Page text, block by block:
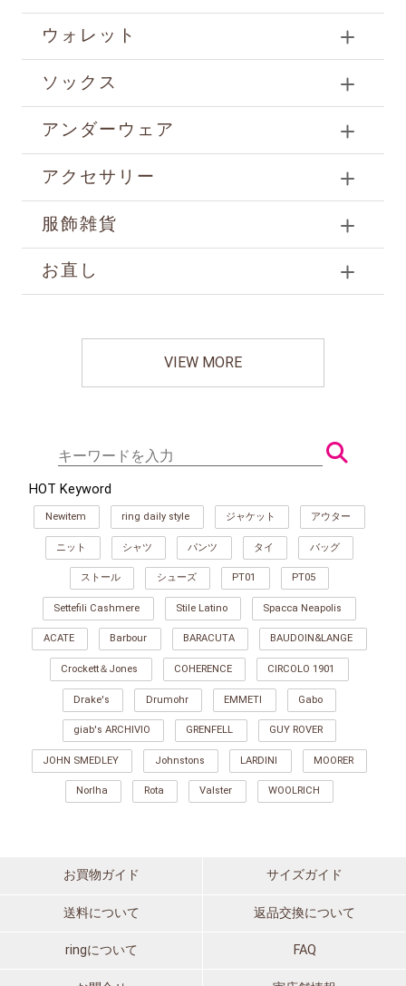
ウォレット
ソックス
アンダーウェア
アクセサリー
服飾雑貨
お直し
VIEW MORE
HOT Keyword
Newitem ring daily style ジャケット アウター
ニット シャツ パンツ タイ バッグ
ストール シューズ PT01 PT05
Settefili Cashmere Stile Latino Spacca Neapolis
ACATE Barbour BARACUTA BAUDOIN&LANGE
Crockett＆Jones COHERENCE CIRCOLO 1901
Drake's Drumohr EMMETI Gabo
giab's ARCHIVIO GRENFELL GUY ROVER
JOHN SMEDLEY Johnstons LARDINI MOORER
Norlha Rota Valster WOOLRICH
お買物ガイド サイズガイド
送料について 返品交換について
ringについて FAQ